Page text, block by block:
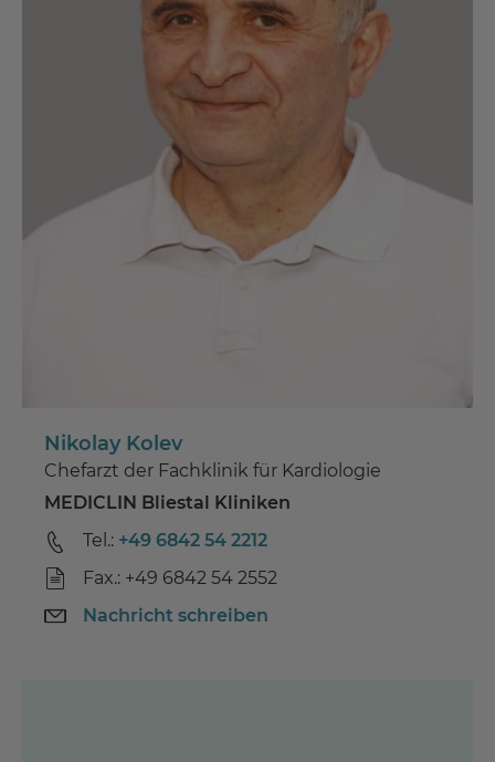
Nikolay Kolev
Chefarzt der Fachklinik für Kardiologie
MEDICLIN Bliestal Kliniken
Tel.: +49 6842 54 2212
Fax.: +49 6842 54 2552
Nachricht schreiben